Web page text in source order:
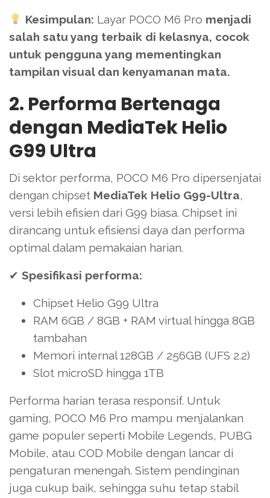
Kesimpulan: Layar POCO M6 Pro menjadi
salah satu yang terbaik di kelasnya, cocok
untuk pengguna yang mementingkan
tampilan visual dan kenyamanan mata.
2. Performa Bertenaga
dengan MediaTek Helio
G99 Ultra
Di sektor performa, POCO M6 Pro dipersenjatai
dengan chipset MediaTek Helio G99-Ultra,
versi lebih efisien dari G99 biasa. Chipset ini
dirancang untuk efisiensi daya dan performa
optimal dalam pemakaian harian.
✔ Spesifikasi performa:
Chipset Helio G99 Ultra
RAM 6GB / 8GB + RAM virtual hingga 8GB
tambahan
Memori internal 128GB / 256GB (UFS 2.2)
Slot microSD hingga 1TB
Performa harian terasa responsif. Untuk
gaming, POCO M6 Pro mampu menjalankan
game populer seperti Mobile Legends, PUBG
Mobile, atau COD Mobile dengan lancar di
pengaturan menengah. Sistem pendinginan
juga cukup baik, sehingga suhu tetap stabil